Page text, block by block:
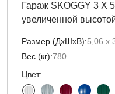
Гараж SKOGGY 3 Х
увеличенной
Размер (ДxШxВ):5,06 х
Вес (кг):780
Цвет: